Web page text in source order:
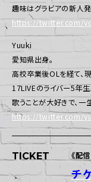
趣味はグラビアの新人発
https://twitter.com/
Yuuki
愛知県出身。
高校卒業後OLを経て、
17LIVEのライバー5年生
歌うことが大好きで、
https://twitter.com/
TICKET 《配
チ